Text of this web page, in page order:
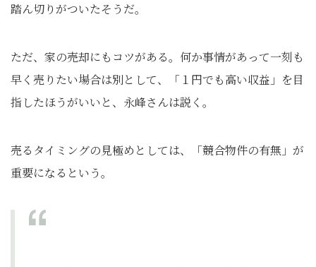
踏ん切りがついたそうだ。
ただ、家の売却にもコツがある。何か事情があって一刻も
早く売りたい場合は別として、「１円でも高い収益」を目
指したほうがいいと、永峰さんは説く。
売るタイミングの見極めとしては、「競合物件の有無」が
重要になるという。